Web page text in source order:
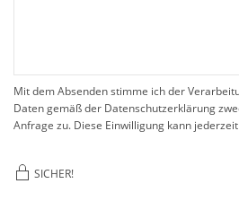
Mit dem Absenden stimme ich der
Daten gemäß der Datenschutzerklärung
Anfrage zu. Diese Einwilligung kann
SICHER!